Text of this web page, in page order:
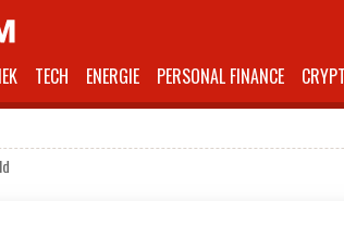
TECH ENERGIE PERSONAL FINANCE